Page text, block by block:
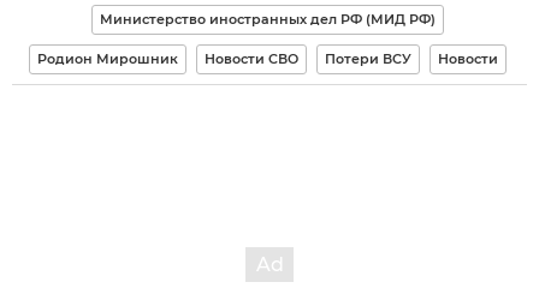
Министерство иностранных дел РФ (МИД РФ)
Родион Мирошник Новости СВО Потери ВСУ Новости